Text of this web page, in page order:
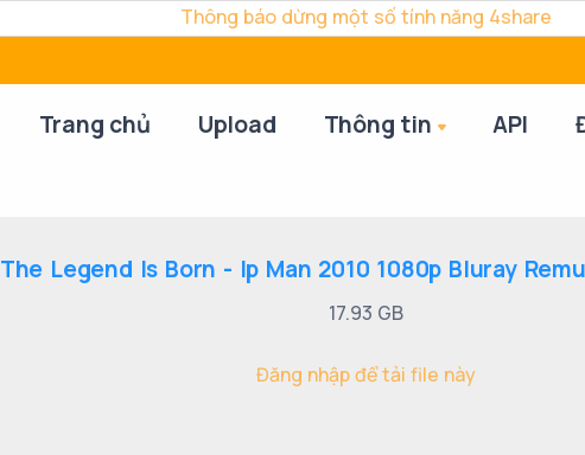
Thông báo dừng một số tính năng 4share
Trang chủ Upload Thông tin API
The Legend Is Born - Ip Man 2010 1080p Bluray
17.93 GB
Đăng nhập để tải file này